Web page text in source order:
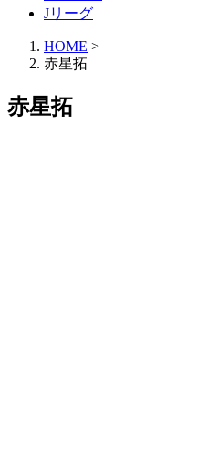
Jリーグ
HOME >
赤星拓
赤星拓